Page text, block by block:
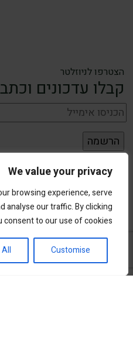
We value your privacy
browsing experience, serve
analyse our traffic. By clicking
consent to our use of cookies.
Customise
הצטרפו לניוזלטר
קבלו עדכונים
פורטל